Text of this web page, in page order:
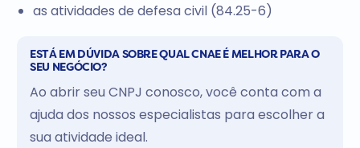
as atividades de defesa civil (84.25-6)
ESTÁ EM DÚVIDA SOBRE QUAL CNAE É MELHOR PARA O
SEU NEGÓCIO?
Ao abrir seu CNPJ conosco, você conta com a
ajuda dos nossos especialistas para escolher a
sua atividade ideal.